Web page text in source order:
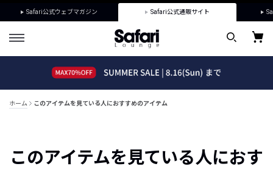
Safari公式ウェブマガジン Safari公式通販サイト
ホーム このアイテムを見ている人におすすめのアイテム
このアイテムを見ている人におす